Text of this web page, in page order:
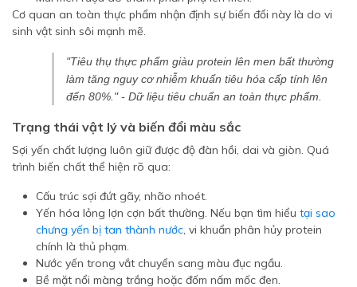
Cơ quan an toàn thực phẩm nhận định sự biến đổi này là do vi
sinh vật sinh sôi mạnh mẽ.
"Tiêu thụ thực phẩm giàu protein lên men bất thường
làm tăng nguy cơ nhiễm khuẩn tiêu hóa cấp tính lên
đến 80%." - Dữ liệu tiêu chuẩn an toàn thực phẩm.
Trạng thái vật lý và biến đổi màu sắc
Sợi yến chất lượng luôn giữ được độ đàn hồi, dai và giòn. Quá
trình biến chất thể hiện rõ qua:
Cấu trúc sợi đứt gãy, nhão nhoét.
Yến hóa lỏng lợn cợn bất thường. Nếu bạn tìm hiểu tại sao
chưng yến bị tan thành nước, vi khuẩn phân hủy protein
chính là thủ phạm.
Nước yến trong vắt chuyển sang màu đục ngầu.
Bề mặt nổi màng trắng hoặc đốm nấm mốc đen.